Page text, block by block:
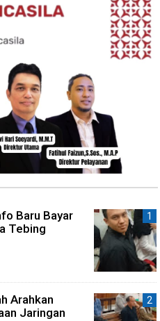
Baru Bayar
Tebing
Arahkan
Jaringan